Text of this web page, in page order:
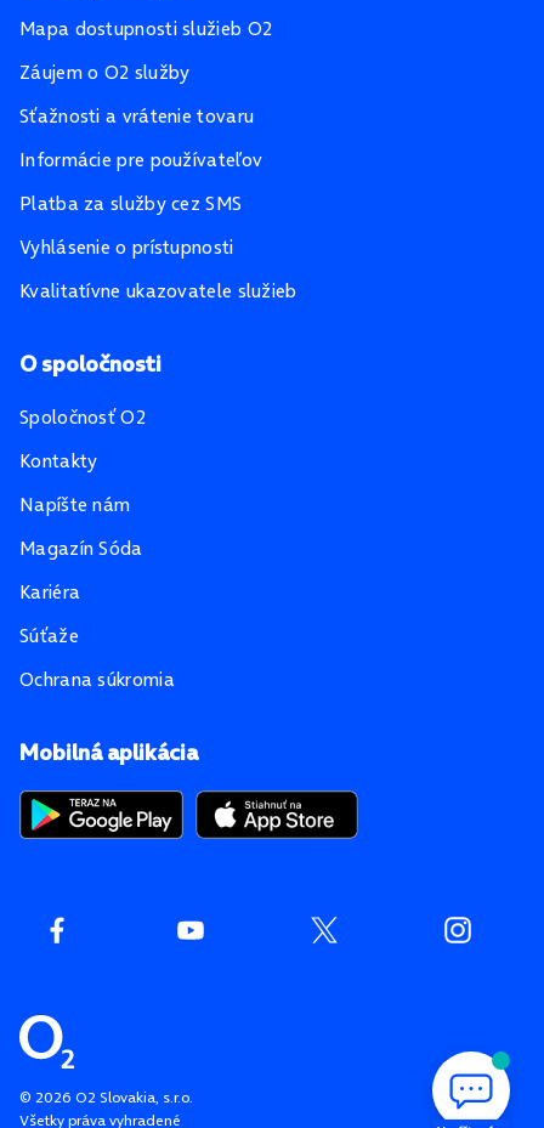
© 2026 O2 Slovakia, s.r.o.
Všetky práva vyhradené
Mobilná aplikácia
Mapa dostupnosti služieb O2
Záujem o O2 služby
Sťažnosti a vrátenie tovaru
Informácie pre používateľov
Platba za služby cez SMS
Vyhlásenie o prístupnosti
Kvalitatívne ukazovatele služieb
O spoločnosti
Spoločnosť O2
Kontakty
Napíšte nám
Magazín Sóda
Kariéra
Súťaže
Ochrana súkromia